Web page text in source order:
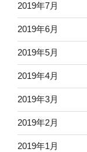
2019年7月
2019年6月
2019年5月
2019年4月
2019年3月
2019年2月
2019年1月